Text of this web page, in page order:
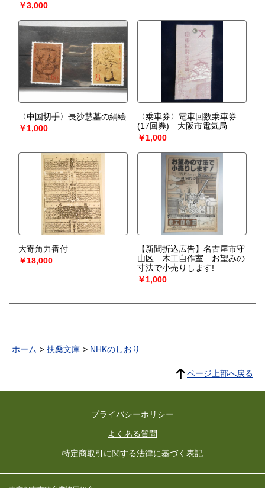
￥3,000
〈中国切手〉長沙慧墓の絹絵
￥1,000
〈乗車券〉電車回数乗車券
(17回券) 大阪市電気局
￥1,000
大寄角力番付
￥18,000
【新聞折込広告】名古屋市守
山区 木工自作室 お望みの
寸法で小売りします!
￥1,000
ホーム 扶桑文庫 NHKのしおり
ページ上部へ戻る
プライバシーポリシー
よくある質問
特定商取引に関する法律に基づく表記